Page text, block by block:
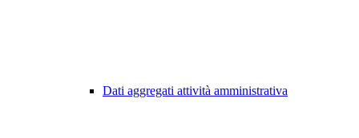
Dati aggregati attività amministrativa